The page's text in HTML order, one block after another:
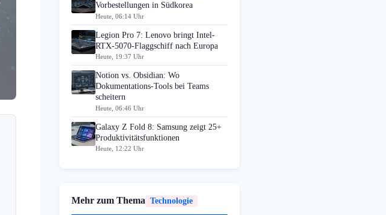
Vorbestellungen in Südkorea
Heute, 06:14 Uhr
Legion Pro 7: Lenovo bringt Intel-
RTX-5070-Flaggschiff nach Europa
Heute, 19:37 Uhr
Notion vs. Obsidian: Wo
Dokumentations-Tools bei Teams
scheitern
Heute, 06:46 Uhr
Galaxy Z Fold 8: Samsung zeigt 25+
Produktivitätsfunktionen
Heute, 12:22 Uhr
Mehr zum Thema Technologie